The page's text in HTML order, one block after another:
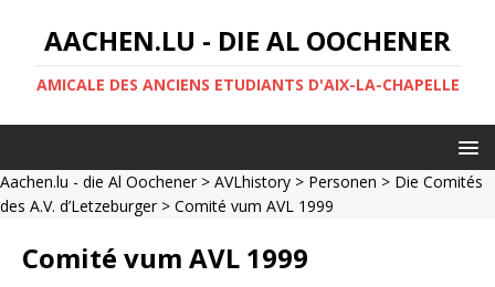
AACHEN.LU - DIE AL OOCHENER
AMICALE DES ANCIENS ETUDIANTS D'AIX-LA-CHAPELLE
Aachen.lu - die Al Oochener> AVLhistory > Personen > Die Comités
des A.V. d’Letzeburger> Comité vum AVL 1999
Comité vum AVL 1999